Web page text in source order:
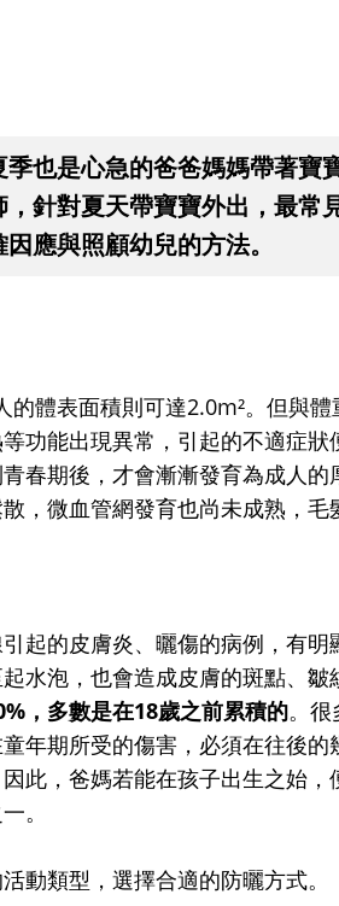
也是心急的爸爸媽媽帶著寶
針對夏天帶寶寶外出，最常
應與照顧幼兒的方法。
體表面積則可達2.0m²。但與體
功能出現異常，引起的不適症狀
春期後，才會漸漸發育為成人的
，微血管網發育也尚未成熟，毛
起的皮膚炎、曬傷的病例，有明
水泡，也會造成皮膚的斑點、皺
，多數是在18歲之前累積的。很
年期所受的傷害，必須在往後的
此，爸媽若能在孩子出生之始，
。
動類型，選擇合適的防曬方式。